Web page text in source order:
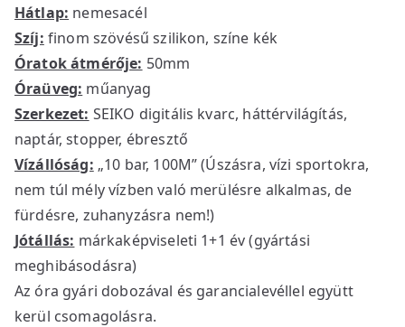
Hátlap: nemesacél
Szíj: finom szövésű szilikon, színe kék
Óratok átmérője: 50mm
Óraüveg: műanyag
Szerkezet: SEIKO digitális kvarc, háttérvilágítás,
naptár, stopper, ébresztő
Vízállóság: „10 bar, 100M” (Úszásra, vízi sportokra,
nem túl mély vízben való merülésre alkalmas, de
fürdésre, zuhanyzásra nem!)
Jótállás: márkaképviseleti 1+1 év (gyártási
meghibásodásra)
Az óra gyári dobozával és garancialevéllel együtt
kerül csomagolásra.